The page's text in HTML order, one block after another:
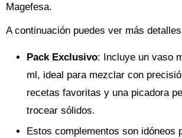
Magefesa.
A continuación puedes ver más
Pack Exclusivo: Incluye un vaso
ml, ideal para mezclar con
recetas favoritas y una picadora
trocear sólidos.
Estos complementos son idóneos